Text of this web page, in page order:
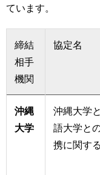
ています。
締結
相手
機関
協定名
沖縄
大学
沖縄大学
語大学と
携に関す